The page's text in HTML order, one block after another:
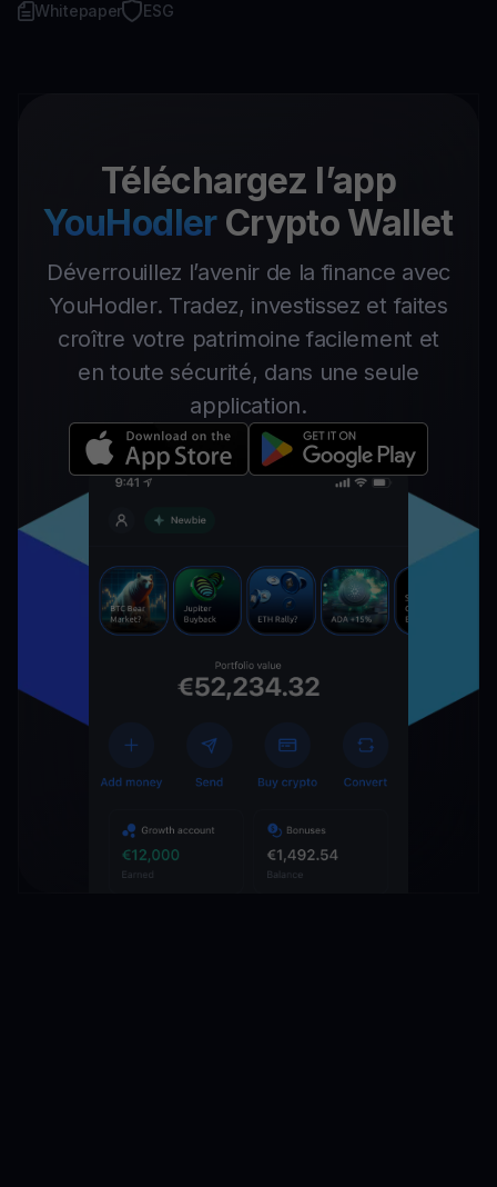
Whitepaper ESG
Téléchargez l’app
YouHodler Crypto Wallet
Déverrouillez l’avenir de la finance avec
YouHodler. Tradez, investissez et faites
croître votre patrimoine facilement et
en toute sécurité, dans une seule
application.